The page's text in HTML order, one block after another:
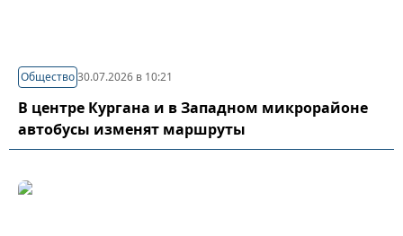
Общество30.07.2026 в 10:21
В центре Кургана и в Западном микрорайоне
автобусы изменят маршруты